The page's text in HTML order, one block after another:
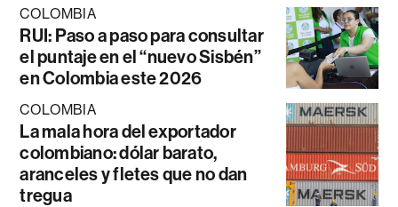
COLOMBIA
RUI: Paso a paso para consultar
el puntaje en el “nuevo Sisbén”
en Colombia este 2026
COLOMBIA
La mala hora del exportador
colombiano: dólar barato,
aranceles y fletes que no dan
tregua